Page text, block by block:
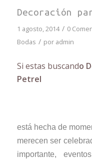
Decoración
1 agosto, 2014 / 0
Bodas / por admin
Si estas buscando
Petrel
está hecha de
merecen ser
importante,